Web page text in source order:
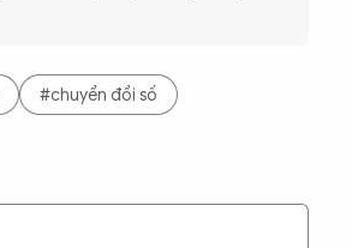
#chuyển đổi số